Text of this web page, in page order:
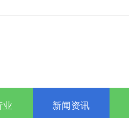
业 新闻资讯